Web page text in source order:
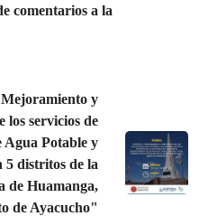
comentarios a la
y
los servicios de
Agua Potable y
distritos de la
de Huamanga,
de Ayacucho"